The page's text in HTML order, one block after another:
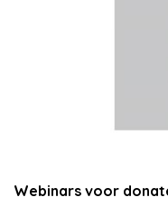
Webinars voor